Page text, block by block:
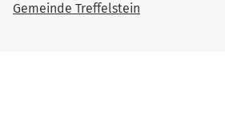
Gemeinde Treffelstein